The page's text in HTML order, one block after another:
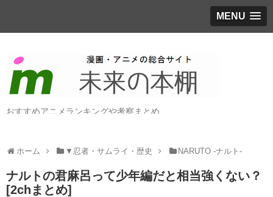
MENU
おすすめアニメランキングや考察まとめ
ホーム ▼忍者・サムライ・歴史 NARUTO -ナルト-
ナルトの君麻呂って少年編だと相当強くない？
[2chまとめ]